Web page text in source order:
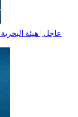
عاجل | هيئة